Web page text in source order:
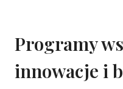
Programy
innowacje i